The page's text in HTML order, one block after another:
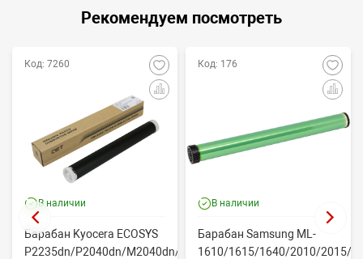
Рекомендуем посмотреть
Код: 7260
В наличии
Барабан Kyocera ECOSYS
P2235dn/P2040dn/M2040dn/M2540dw
Код: 176
В наличии
Барабан Samsung ML-
1610/1615/1640/2010/2015/